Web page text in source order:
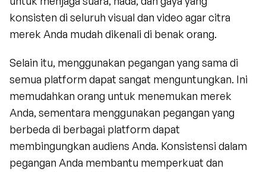
konsisten di seluruh visual dan video agar citra
merek Anda mudah dikenali di benak orang.
Selain itu, menggunakan pegangan yang sama di
semua platform dapat sangat menguntungkan. Ini
memudahkan orang untuk menemukan merek
Anda, sementara menggunakan pegangan yang
berbeda di berbagai platform dapat
membingungkan audiens Anda. Konsistensi dalam
pegangan Anda membantu memperkuat dan